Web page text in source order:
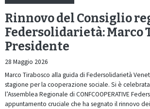
Rinnovo del Consiglio
Federsolidarietà: Marco
Presidente
28 Maggio 2026
Marco Tirabosco alla guida di Federsolidarietà
stagione per la cooperazione sociale. Si è
l’Assemblea Regionale di CONFCOOPERATIVE
appuntamento cruciale che ha segnato il rinnovo